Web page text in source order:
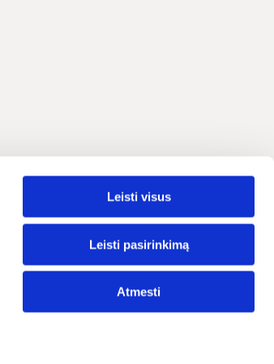
Leisti visus
Leisti pasirinkimą
Atmesti
Русский